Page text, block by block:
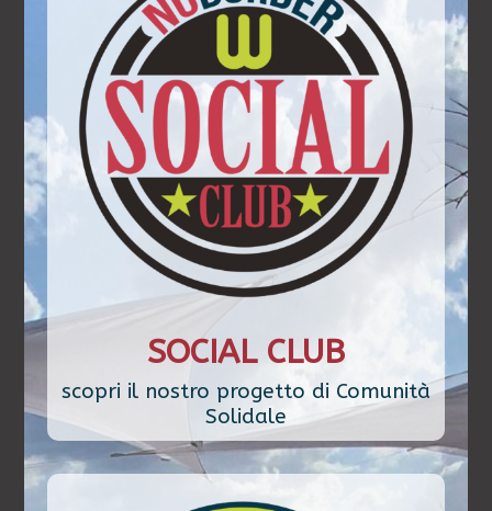
SOCIAL CLUB
scopri il nostro progetto di Comunità
Solidale